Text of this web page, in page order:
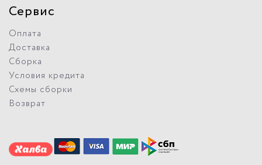
Сервис
Оплата
Доставка
Сборка
Условия кредита
Схемы сборки
Возврат